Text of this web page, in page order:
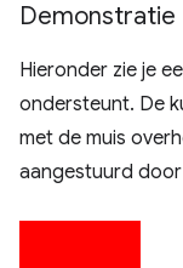
Demonstratie
Hieronder zie je
ondersteunt. De
met de muis
aangestuurd door